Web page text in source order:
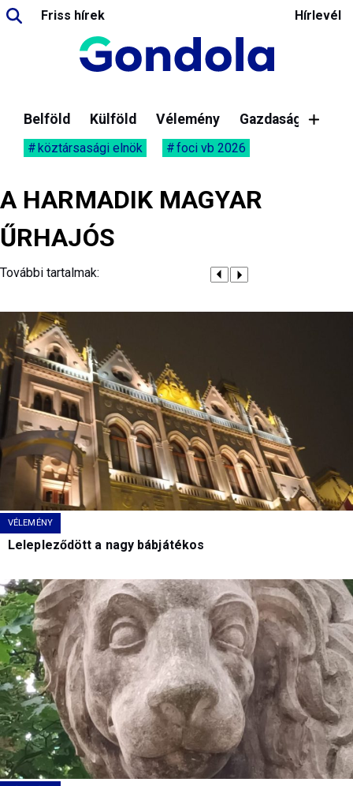
Friss hírek Hírlevél
Belföld Külföld Vélemény Gazdaság
köztársasági elnök foci vb 2026
A HARMADIK MAGYAR
ŰRHAJÓS
További tartalmak:
VÉLEMÉNY
Lelepleződött a nagy bábjátékos